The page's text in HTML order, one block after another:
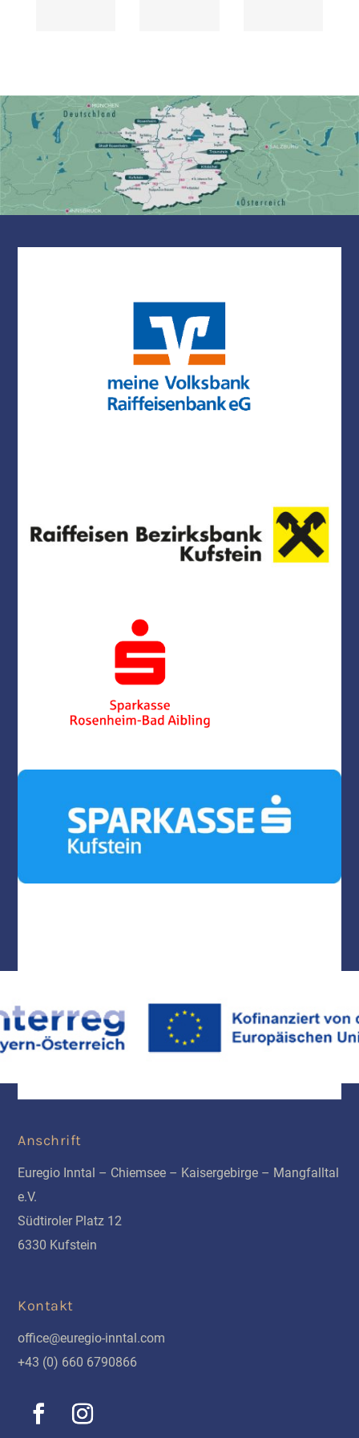
Anschrift
Euregio Inntal – Chiemsee – Kaisergebirge – Mangfalltal
e.V.
Südtiroler Platz 12
6330 Kufstein
Kontakt
office@euregio-inntal.com
+43 (0) 660 6790866